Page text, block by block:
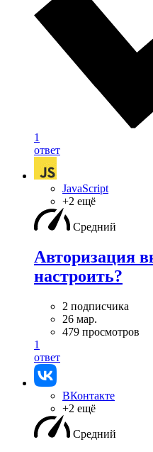
1
ответ
JavaScript
+2 ещё
Средний
Авторизация
настроить?
2 подписчика
26 мар.
479 просмотров
1
ответ
ВКонтакте
+2 ещё
Средний